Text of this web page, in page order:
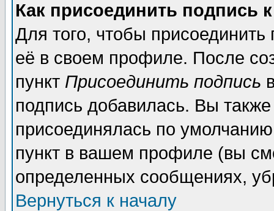
Как присоединить подпись
Для того, чтобы
её в своем профиле. После
пункт Присоединить подпись
подпись добавилась. Вы
присоединялась по
пункт в вашем профиле (вы
определенных сообщениях,
Вернуться к началу